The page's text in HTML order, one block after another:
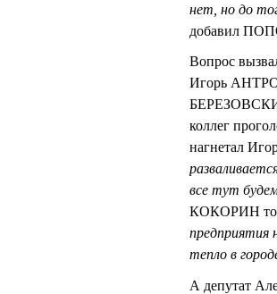
нет, но до
добавил
Вопрос
Игорь
коллег
нагнетал
все тут
КОКОРИН
предприятия
тепло в
А депутат